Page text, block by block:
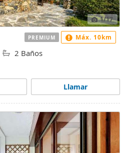
1/17
2 Baños
Llamar
PREMIUM Máx. 10km